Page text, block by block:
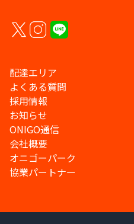
配達エリア
よくある質問
採用情報
お知らせ
ONIGO通信
会社概要
オニゴーパーク
協業パートナー